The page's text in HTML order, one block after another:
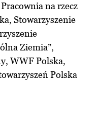
na rzecz
Stowarzyszenie
Ziemia”,
WWF Polska,
Polska